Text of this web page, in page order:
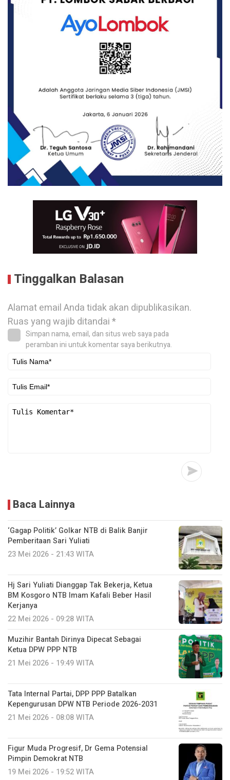
Tinggalkan Balasan
Alamat email Anda tidak akan dipublikasikan.
Ruas yang wajib ditandai*
Simpan nama, email, dan situs web saya pada
peramban ini untuk komentar saya berikutnya.
Baca Lainnya
‘Gagap Politik’ Golkar NTB di Balik Banjir
Pemberitaan Sari Yuliati
23 Mei 2026 - 21:43 WITA
Hj Sari Yuliati Dianggap Tak Bekerja, Ketua
BM Kosgoro NTB Imam Kafali Beber Hasil
Kerjanya
22 Mei 2026 - 09:28 WITA
Muzihir Bantah Dirinya Dipecat Sebagai
Ketua DPW PPP NTB
21 Mei 2026 - 19:49 WITA
Tata Internal Partai, DPP PPP Batalkan
Kepengurusan DPW NTB Periode 2026-2031
21 Mei 2026 - 08:08 WITA
Figur Muda Progresif, Dr Gema Potensial
Pimpin Demokrat NTB
19 Mei 2026 - 19:52 WITA